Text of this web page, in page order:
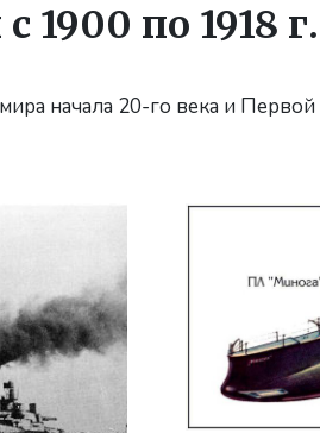
по 1918
начала 20-го века и